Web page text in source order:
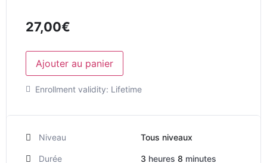
27,00€
Ajouter au panier
Enrollment validity: Lifetime
Niveau Tous niveaux
Durée 3 heures 8 minutes